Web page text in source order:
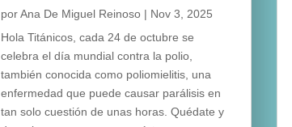
porAna De Miguel Reinoso | Nov 3, 2025
Hola Titánicos, cada 24 de octubre se
celebra el día mundial contra la polio,
también conocida como poliomielitis, una
enfermedad que puede causar parálisis en
tan solo cuestión de unas horas. Quédate y